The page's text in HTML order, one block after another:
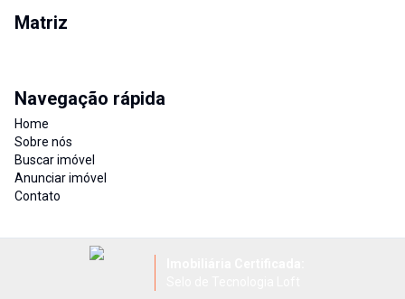
Matriz
Navegação rápida
Home
Sobre nós
Buscar imóvel
Anunciar imóvel
Contato